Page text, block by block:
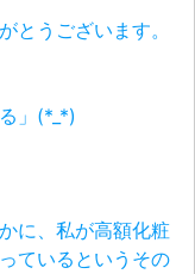
とうございます。
」(*_*)
に、私が高額化粧
ているというその